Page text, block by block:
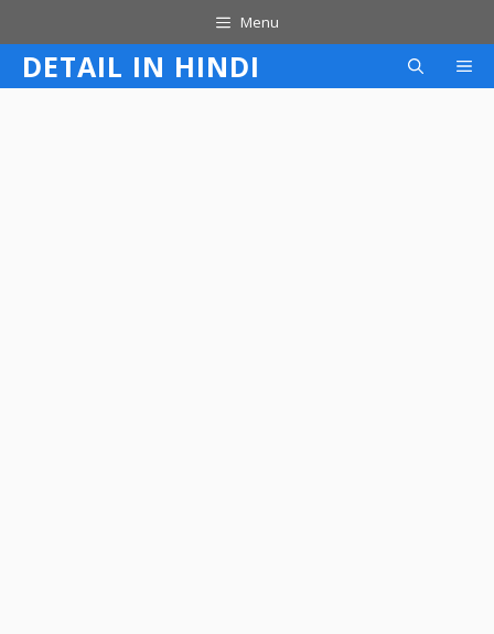
to
content
Menu
DETAIL IN HINDI